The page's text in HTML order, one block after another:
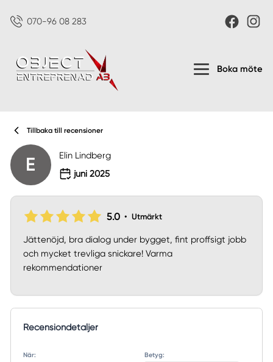
070-96 08 283
Boka möte
Tillbaka till recensioner
E
Elin Lindberg
juni 2025
5.0 • Utmärkt
Jättenöjd, bra dialog under bygget, fint proffsigt jobb
och mycket trevliga snickare! Varma
rekommendationer
Recensiondetaljer
När: Betyg: